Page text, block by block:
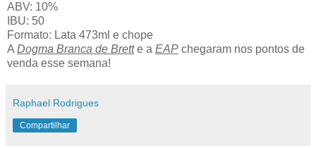
ABV: 10%
IBU: 50
Formato: Lata 473ml e chope
A Dogma Branca de Brette a EAP chegaram nos pontos de
venda esse semana!
Raphael Rodrigues
Compartilhar